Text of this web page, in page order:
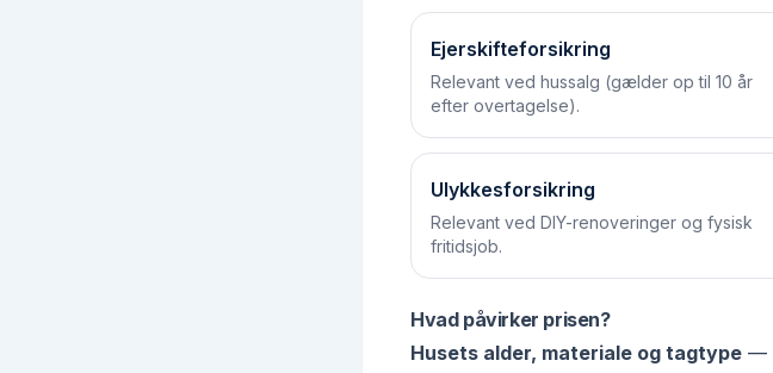
Ejerskifteforsikring
Relevant ved hussalg (gælder op til 10 år
efter overtagelse).
Ulykkesforsikring
Relevant ved DIY-renoveringer og fysisk
fritidsjob.
Hvad påvirker prisen?
Husets alder, materiale og tagtype —